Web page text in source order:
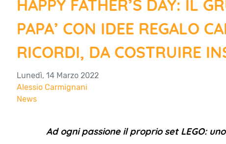
HAPPY FATHER’S DAY: IL
PAPA’ CON IDEE REGALO
RICORDI, DA COSTRUIRE
Lunedì, 14 Marzo 2022
Alessio Carmignani
News
Ad ogni passione il proprio set LEGO: